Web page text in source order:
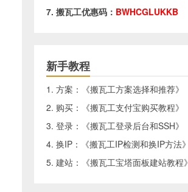
7. 搬瓦工优惠码： BWHCGLUKKB
新手教程
1. 方案：《搬瓦工方案选择和推荐》
2. 购买：《搬瓦工支付宝购买教程》
3. 登录：《搬瓦工登录后台和SSH》
4. 换IP：《搬瓦工IP检测和换IP方法》
5. 建站：《搬瓦工宝塔面板建站教程》